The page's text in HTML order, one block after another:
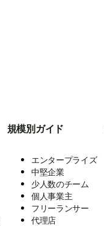
規模別ガイド
エンタープライズ
中堅企業
少人数のチーム
個人事業主
フリーランサー
代理店